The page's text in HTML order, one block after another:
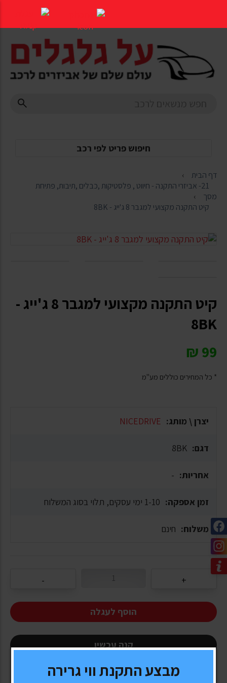
העמוד
חיפוש פריט לפי רכב
דף הבית
21- אביזרי התקנה - חיווט , פלסטיקות ,כבלים ,תיבות, פתיחת
מסך
קיט התקנה מקצועי למגבר 8 ג'ייג - 8BK
קיט התקנה מקצועי למגבר 8 ג'ייג -
8BK
99
₪
* כל המחירים כוללים מע"מ
יצרן \ מותג: NICEDRIVE
דגם: 8BK
אחריות: -
זמן אספקה: 1-10 ימי עסקים, תלוי בסוג המשלוח
משלוח: חינם
הוסף לעגלה
קנה עכשיו
מבצע התקנת ווי גרירה